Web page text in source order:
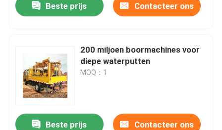
Beste prijs Contacteer ons
200 miljoen boormachines voor
diepe waterputten
MOQ：1
Beste prijs Contacteer ons